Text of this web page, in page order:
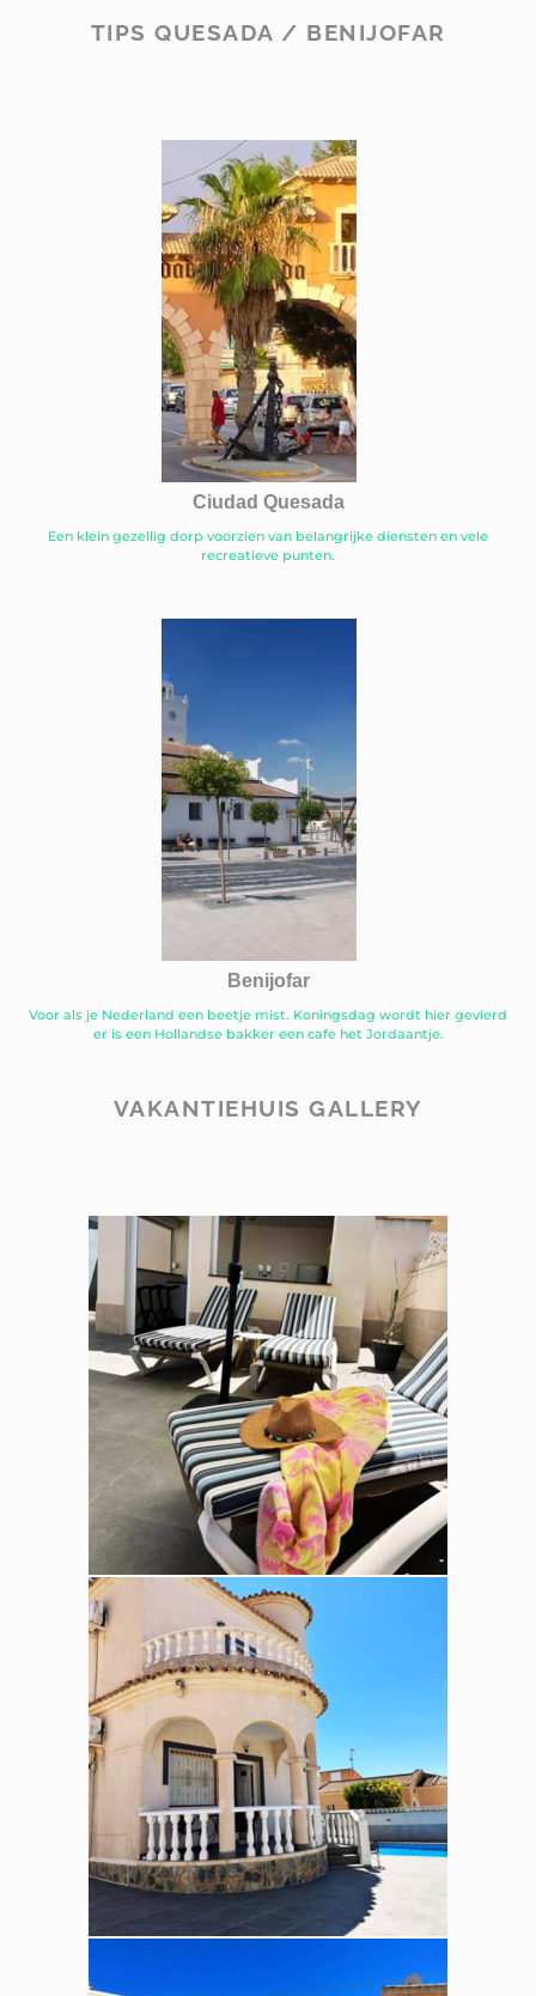
TIPS QUESADA / BENIJOFAR
Ciudad Quesada
Een klein gezellig dorp voorzien van belangrijke diensten en vele
recreatieve punten.
Benijofar
Voor als je Nederland een beetje mist. Koningsdag wordt hier gevierd
er is een Hollandse bakker een cafe het Jordaantje.
VAKANTIEHUIS GALLERY